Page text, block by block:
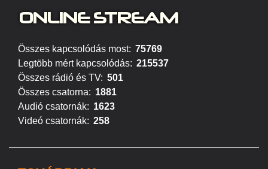
ONLINE STREAM
Összes kapcsolódás most: 75769
Legtöbb mért kapcsolódás: 215537
Összes rádió és TV: 501
Összes csatorna: 1881
Audió csatornák: 1623
Videó csatornák: 258